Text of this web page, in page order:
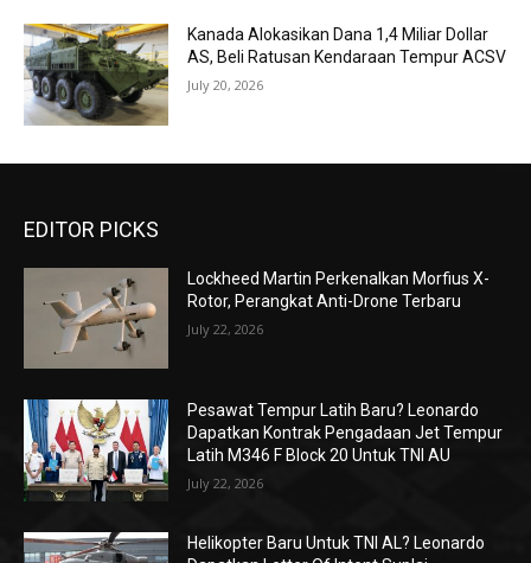
Kanada Alokasikan Dana 1,4 Miliar Dollar
AS, Beli Ratusan Kendaraan Tempur ACSV
July 20, 2026
EDITOR PICKS
Lockheed Martin Perkenalkan Morfius X-
Rotor, Perangkat Anti-Drone Terbaru
July 22, 2026
Pesawat Tempur Latih Baru? Leonardo
Dapatkan Kontrak Pengadaan Jet Tempur
Latih M346 F Block 20 Untuk TNI AU
July 22, 2026
Helikopter Baru Untuk TNI AL? Leonardo